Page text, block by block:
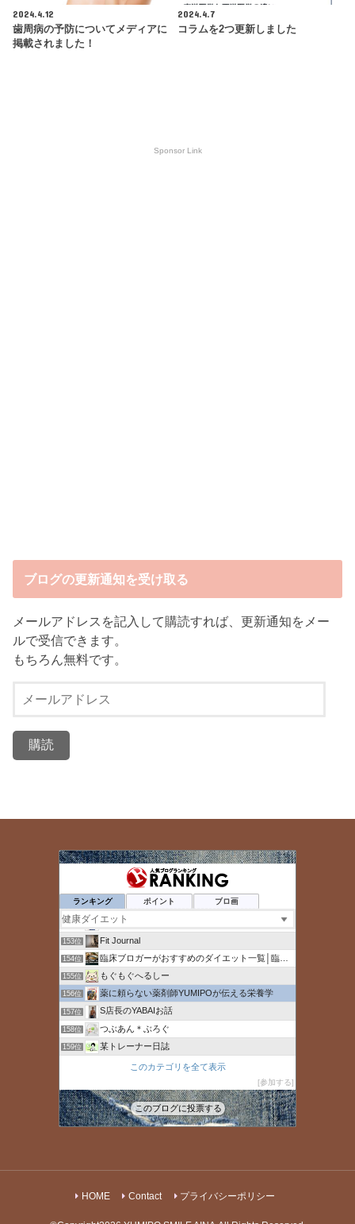
2024.4.12
歯周病の予防についてメディアに
掲載されました！
2024.4.7
コラムを2つ更新しました
Sponsor Link
ブログの更新通知を受け取る
メールアドレスを記入して購読すれば、更新通知をメー
ルで受信できます。
もちろん無料です。
ル
ランキング ポイント ブロ画
正常値に戻すぞ！どんちかちかのダイエット日記
ひとりで生きていくために〜 All roads
151位 そらまめ減塩健康通信
152位 背中を見せる
153位 Fit Journal
154位 臨床ブロガーがおすすめのダイエット一覧│臨床ブロガー
155位 もぐもぐへるしー
156位 薬に頼らない薬剤師YUMIPOが伝える栄養学
157位 S店長のYABAIお話
158位 つぶあん＊ぶろぐ
159位 某トレーナー日誌
30代男性の役立ちブログ
162位 マジックブレットデラックスの口コミ
163位 ファスティングドリンクのおすすめを紹介するブログ
このカテゴリを全て表示
参加する
このブログに投票する
HOME Contact プライバシーポリシー